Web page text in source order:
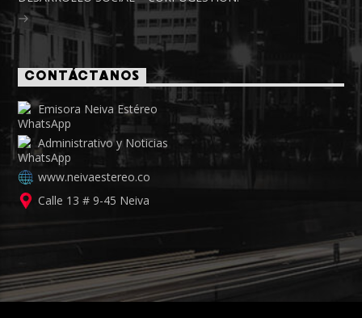
CONTÁCTANOS
Emisora Neiva Estéreo
Administrativo y Noticias
www.neivaestereo.co
Calle 13 # 9-45 Neiva